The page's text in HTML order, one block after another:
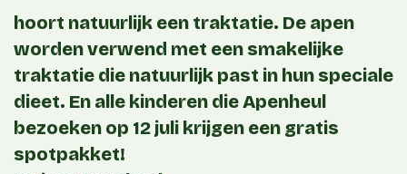
hoort natuurlijk een traktatie. De apen
worden verwend met een smakelijke
traktatie die natuurlijk past in hun speciale
dieet. En alle kinderen die Apenheul
bezoeken op 12 juli krijgen een gratis
spotpakket!